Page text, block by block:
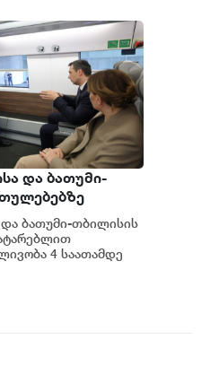
და ბათუმი-
ბათუმი-
ბათუმი-თბილისის
4 საათამდე